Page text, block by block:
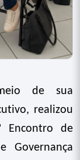
de sua
realizou
de
Governança